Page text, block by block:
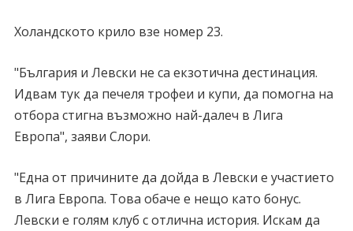
Холандското крило взе номер 23.
"България и Левски не са екзотична дестинация.
Идвам тук да печеля трофеи и купи, да помогна на
отбора стигна възможно най-далеч в Лига
Европа", заяви Слори.
"Една от причините да дойда в Левски е участието
в Лига Европа. Това обаче е нещо като бонус.
Левски е голям клуб с отлична история. Искам да